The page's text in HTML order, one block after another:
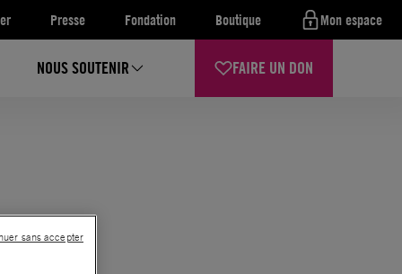
Presse Fondation Boutique Mon espace
NOUS SOUTENIR FAIRE UN DON
sans accepter